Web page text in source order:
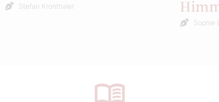
Stefan Kronthaler
Sophie